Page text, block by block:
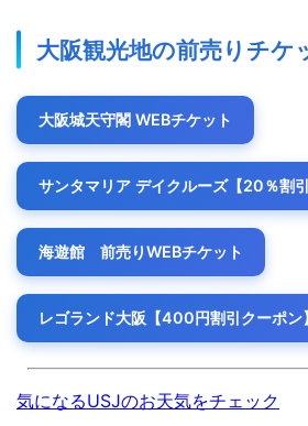
大阪観光地の前売りチケ
大阪城天守閣 WEBチケット
サンタマリア デイクルーズ【20％割引
海遊館 前売りWEBチケット
レゴランド大阪【400円割引クーポン】
気になるUSJのお天気をチェック